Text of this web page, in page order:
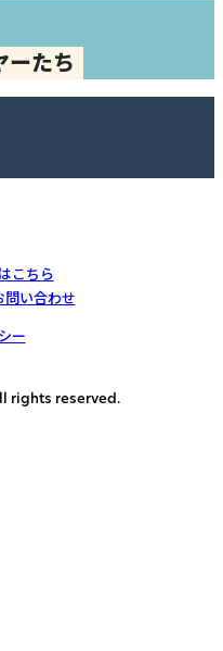
ーたち
こちら
問い合わせ
ー
rights reserved.